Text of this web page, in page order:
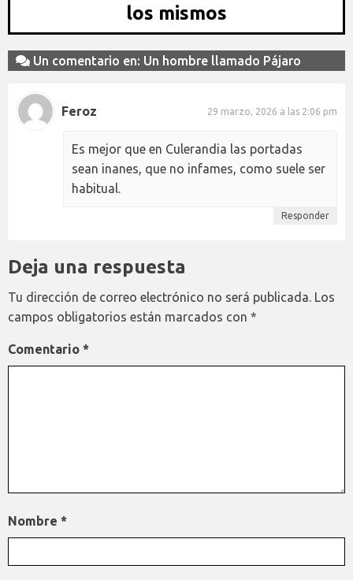
los mismos
Un comentario en: Un hombre llamado Pájaro
Feroz 29 marzo, 2026 a las 2:06 pm
Es mejor que en Culerandia las portadas
sean inanes, que no infames, como suele ser
habitual.
Responder
Deja una respuesta
Tu dirección de correo electrónico no será publicada. Los
campos obligatorios están marcados con *
Comentario *
Nombre *